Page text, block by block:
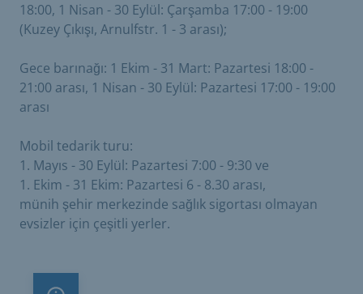
18:00, 1 Nisan - 30 Eylül: Çarşamba 17:00 - 19:00
(Kuzey Çıkışı, Arnulfstr. 1 - 3 arası);
Gece barınağı: 1 Ekim - 31 Mart: Pazartesi 18:00 -
21:00 arası, 1 Nisan - 30 Eylül: Pazartesi 17:00 - 19:00
arası
Mobil tedarik turu:
1. Mayıs - 30 Eylül: Pazartesi 7:00 - 9:30 ve
1. Ekim - 31 Ekim: Pazartesi 6 - 8.30 arası,
münih şehir merkezinde sağlık sigortası olmayan
evsizler için çeşitli yerler.